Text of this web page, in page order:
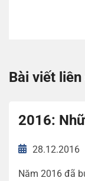
Bài viết liên
2016:
28.12.2016
Năm 2016 đã